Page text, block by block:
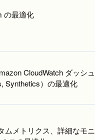
の最適化
CloudWatch ダッシュ
Synthetics）の最適化
ムメトリクス、詳細なモニ